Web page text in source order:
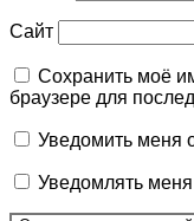
Сайт
Сохранить моё
браузере для
Уведомить меня
Уведомлять